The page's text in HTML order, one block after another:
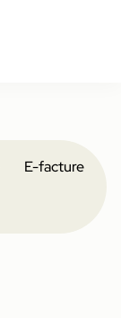
E-facture